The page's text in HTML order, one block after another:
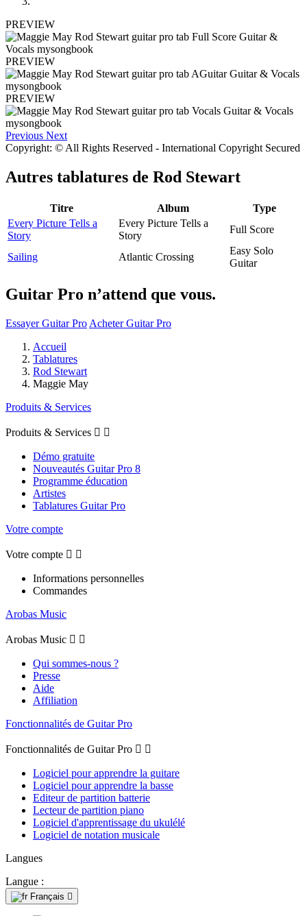
PREVIEW
PREVIEW
PREVIEW
Previous Next
Copyright: © All Rights Reserved - International Copyright Secured
Autres tablatures de Rod Stewart
Titre Album
Type
Every Picture Tells a
Story
Every Picture Tells a
Story
Full Score
Sailing Atlantic Crossing
Easy Solo
Guitar
Guitar Pro n’attend que vous.
Essayer Guitar Pro Acheter Guitar Pro
Accueil
Tablatures
Rod Stewart
Maggie May
Produits & Services
Produits & Services  
Démo gratuite
Nouveautés Guitar Pro 8
Programme éducation
Artistes
Tablatures Guitar Pro
Votre compte
Votre compte  
Informations personnelles
Commandes
Arobas Music
Arobas Music  
Qui sommes-nous ?
Presse
Aide
Affiliation
Fonctionnalités de Guitar Pro
Fonctionnalités de Guitar Pro  
Logiciel pour apprendre la guitare
Logiciel pour apprendre la basse
Editeur de partition batterie
Lecteur de partition piano
Logiciel d'apprentissage du ukulélé
Logiciel de notation musicale
Langues
Langue :
Français 